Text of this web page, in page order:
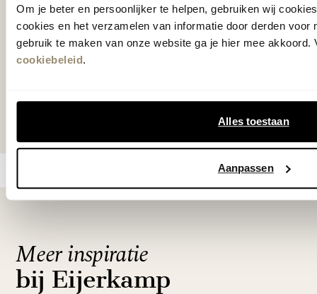
Om je beter en persoonlijker te helpen, gebruiken wij
cookies en het verzamelen van informatie door derden voor
gebruik te maken van onze website ga je hier mee akkoord.
cookiebeleid.
Alles toestaan
Aanpassen
design. In elke woonstijl en voor ieder
budget.
Meer inspiratie
bij Eijerkamp